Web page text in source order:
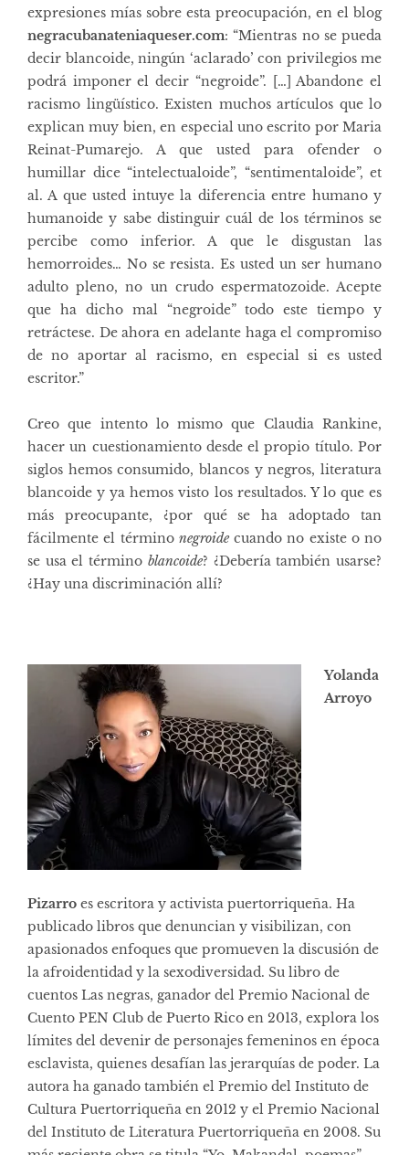
expresiones mías sobre esta preocupación, en el blog
negracubanateniaqueser.com: “Mientras no se pueda
decir blancoide, ningún ‘aclarado’ con privilegios me
podrá imponer el decir “negroide”. […] Abandone el
racismo lingüístico. Existen muchos artículos que lo
explican muy bien, en especial uno escrito por Maria
Reinat-Pumarejo. A que usted para ofender o
humillar dice “intelectualoide”, “sentimentaloide”, et
al. A que usted intuye la diferencia entre humano y
humanoide y sabe distinguir cuál de los términos se
percibe como inferior. A que le disgustan las
hemorroides… No se resista. Es usted un ser humano
adulto pleno, no un crudo espermatozoide. Acepte
que ha dicho mal “negroide” todo este tiempo y
retráctese. De ahora en adelante haga el compromiso
de no aportar al racismo, en especial si es usted
escritor.”
Creo que intento lo mismo que Claudia Rankine,
hacer un cuestionamiento desde el propio título. Por
siglos hemos consumido, blancos y negros, literatura
blancoide y ya hemos visto los resultados. Y lo que es
más preocupante, ¿por qué se ha adoptado tan
fácilmente el término negroidecuando no existe o no
se usa el término blancoide? ¿Debería también usarse?
¿Hay una discriminación allí?
Yolanda
Arroyo
Pizarro es escritora y activista puertorriqueña. Ha
publicado libros que denuncian y visibilizan, con
apasionados enfoques que promueven la discusión de
la afroidentidad y la sexodiversidad. Su libro de
cuentos Las negras, ganador del Premio Nacional de
Cuento PEN Club de Puerto Rico en 2013, explora los
límites del devenir de personajes femeninos en época
esclavista, quienes desafían las jerarquías de poder. La
autora ha ganado también el Premio del Instituto de
Cultura Puertorriqueña en 2012 y el Premio Nacional
del Instituto de Literatura Puertorriqueña en 2008. Su